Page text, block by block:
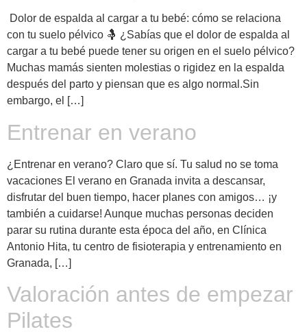
Dolor de espalda al cargar a tu bebé: cómo se relaciona
con tu suelo pélvico 🤱 ¿Sabías que el dolor de espalda al
cargar a tu bebé puede tener su origen en el suelo pélvico?
Muchas mamás sienten molestias o rigidez en la espalda
después del parto y piensan que es algo normal.Sin
embargo, el […]
Entrenar en verano
¿Entrenar en verano? Claro que sí. Tu salud no se toma
vacaciones El verano en Granada invita a descansar,
disfrutar del buen tiempo, hacer planes con amigos… ¡y
también a cuidarse! Aunque muchas personas deciden
parar su rutina durante esta época del año, en Clínica
Antonio Hita, tu centro de fisioterapia y entrenamiento en
Granada, […]
Valoración antes de empezar
Pilates